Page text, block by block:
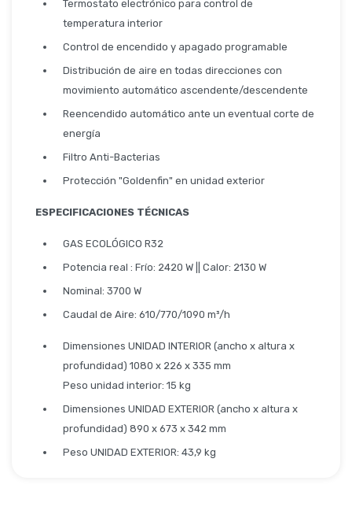
Termostato electrónico para control de
temperatura interior
Control de encendido y apagado programable
Distribución de aire en todas direcciones con
movimiento automático ascendente/descendente
Reencendido automático ante un eventual corte de
energía
Filtro Anti-Bacterias
Protección "Goldenfin" en unidad exterior
ESPECIFICACIONES TÉCNICAS
GAS ECOLÓGICO R32
Potencia real : Frío: 2420 W || Calor: 2130 W
Nominal: 3700 W
Caudal de Aire: 610/770/1090 m³/h
Dimensiones UNIDAD INTERIOR (ancho x altura x
profundidad) 1080 x 226 x 335 mm
Peso unidad interior: 15 kg
Dimensiones UNIDAD EXTERIOR (ancho x altura x
profundidad) 890 x 673 x 342 mm
Peso UNIDAD EXTERIOR: 43,9 kg